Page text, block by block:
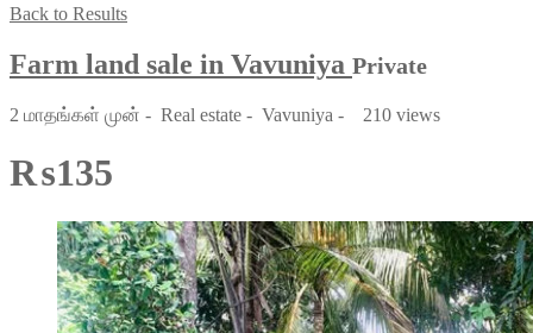
Back to Results
Farm land sale in Vavuniya Private
2 மாதங்கள் முன் - Real estate - Vavuniya - 210 views
₨135